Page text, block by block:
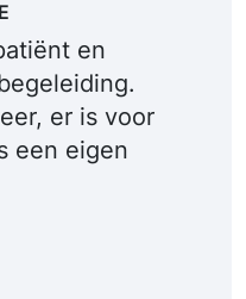
en
er is voor
een eigen